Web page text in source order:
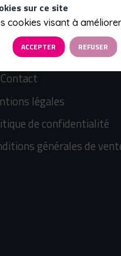
Qui sommes-nous ?
Prochains évènements
Contact
légales
de confidentialité
générales de
sur ce site
cookies visant à
ACCEPTER REFUSER